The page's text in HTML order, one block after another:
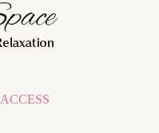
ACCESS